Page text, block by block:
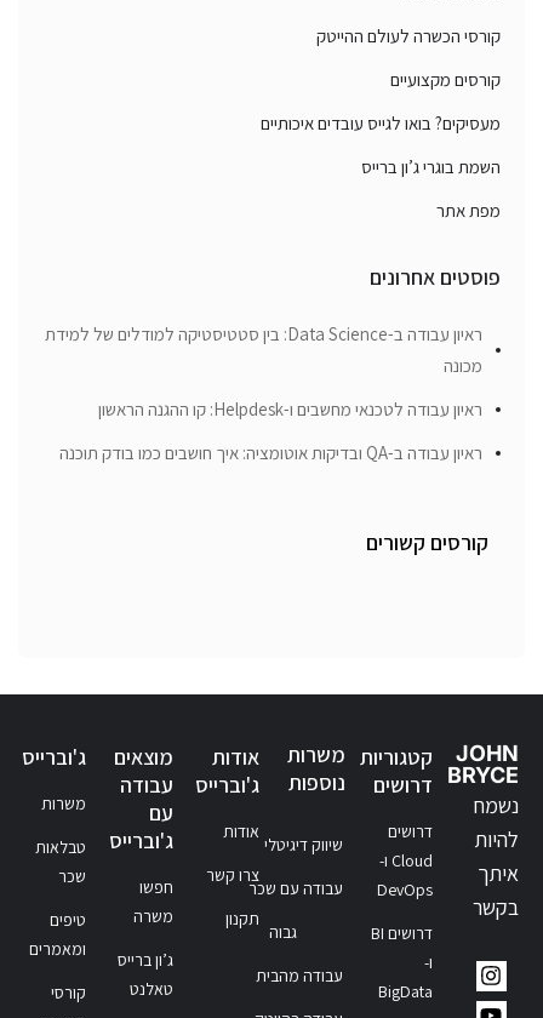
קורסי הכשרה לעולם ההייטק
קורסים מקצועיים
מעסיקים? בואו לגייס עובדים איכותיים
השמת בוגרי ג’ון ברייס
מפת אתר
פוסטים אחרונים
ראיון עבודה ב-Data Science: בין סטטיסטיקה למודלים של למידת
מכונה
ראיון עבודה לטכנאי מחשבים ו-Helpdesk: קו ההגנה הראשון
ראיון עבודה ב-QA ובדיקות אוטומציה: איך חושבים כמו בודק תוכנה
קורסים קשורים
JOHN
BRYCE
נשמח
להיות
איתך
בקשר
קטגוריות
דרושים
דרושים
Cloud ו-
DevOps
דרושים BI
ו-
BigData
משרות
נוספות
שיווק דיגיטלי
עבודה עם שכר
גבוה
עבודה מהבית
אודות
ג'וברייס
אודות
צרו קשר
תקנון
מוצאים
עבודה
עם
ג'וברייס
חפשו
משרה
ג’ון ברייס
טאלנט
ג'וברייס
משרות
טבלאות
שכר
טיפים
ומאמרים
קורסי